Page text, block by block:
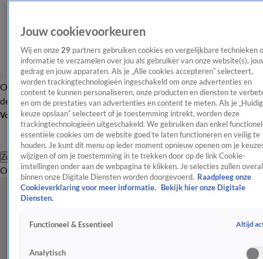
OverzichtAfleveringen Entertainment TV Algemeen
Tip
de redactieNieuwsbrief
Volg Shownieuws
Zoeken
OverzichtEntertainmentSpraakmakendRealityCrimeVideo's
Jouw cookievoorkeuren
Wij en onze 29 partners gebruiken cookies en vergelijkbare technieken
informatie te verzamelen over jou als gebruiker van onze website(s),
gedrag en jouw apparaten. Als je „Alle cookies accepteren” selecteert,
worden trackingtechnologieën ingeschakeld om onze advertenties en
content te kunnen personaliseren, onze producten en diensten te
en om de prestaties van advertenties en content te meten. Als je
keuze opslaan” selecteert of je toestemming intrekt, worden deze
trackingtechnologieën uitgeschakeld. We gebruiken dan enkel
essentiële cookies om de website goed te laten functioneren en veilig te
houden. Je kunt dit menu op ieder moment opnieuw openen om je
wijzigen of om je toestemming in te trekken door op de link Cookie-
instellingen onder aan de webpagina te klikken. Je selecties zullen overal
binnen onze Digitale Diensten worden doorgevoerd. Raadpleeg onze
Cookieverklaring voor meer informatie.
Bekijk hier onze Digitale
Diensten.
Functioneel & Essentieel Altijd
Analytisch